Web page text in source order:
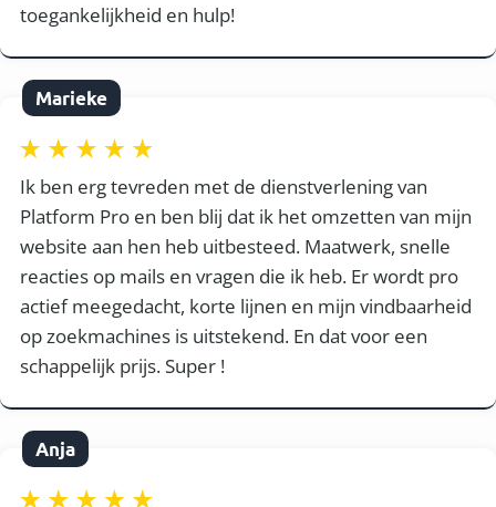
toegankelijkheid en hulp!
Marieke
Ik ben erg tevreden met de dienstverlening van
Platform Pro en ben blij dat ik het omzetten van mijn
website aan hen heb uitbesteed. Maatwerk, snelle
reacties op mails en vragen die ik heb. Er wordt pro
actief meegedacht, korte lijnen en mijn vindbaarheid
op zoekmachines is uitstekend. En dat voor een
schappelijk prijs. Super !
Anja